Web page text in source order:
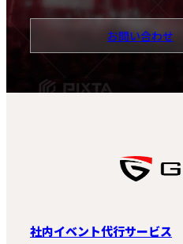
お問い合わせ
社内イベント代行サービス